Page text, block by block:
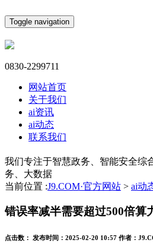
Toggle navigation
0830-2299711
网站首页
关于我们
ai资讯
ai动态
联系我们
我们专注于智慧政务、智能安全综
务、大数据
当前位置 :J9.COM·官方网站 > ai动
错误率减半需要超过500倍算
点击数： 发布时间： 2025-02-20 10:57 作者：